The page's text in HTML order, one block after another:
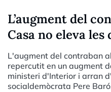
L’augment del
Casa no eleva
L'augment del contraban
repercutit en un augment
ministeri d'Interior i arran
socialdemòcrata Pere